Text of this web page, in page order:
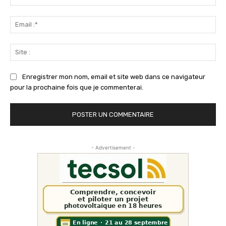
Enregistrer mon nom, email et site web dans ce navigateur
pour la prochaine fois que je commenterai.
- Advertisement -